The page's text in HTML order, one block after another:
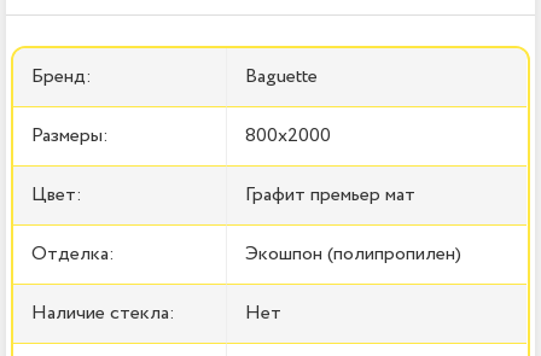
Бренд: Baguette
Размеры: 800x2000
Цвет: Графит премьер мат
Отделка: Экошпон (полипропилен)
Наличие стекла: Нет